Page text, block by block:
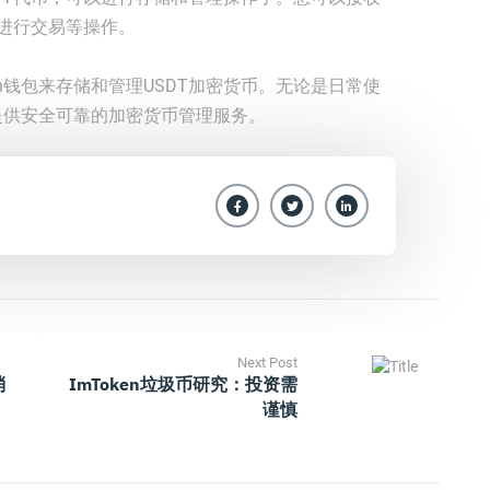
行交易等操作。
包来存储和管理USDT加密货币。无论是日常使
安全可靠的加密货币管理服务。
Next Post
ImToken垃圾币研究：投资需
谨慎